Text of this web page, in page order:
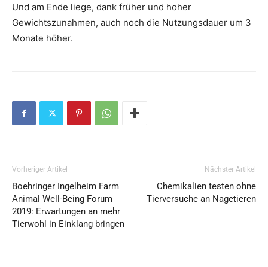
Und am Ende liege, dank früher und hoher
Gewichtszunahmen, auch noch die Nutzungsdauer um 3
Monate höher.
Vorheriger Artikel
Boehringer Ingelheim Farm
Animal Well-Being Forum
2019: Erwartungen an mehr
Tierwohl in Einklang bringen
Nächster Artikel
Chemikalien testen ohne
Tierversuche an Nagetieren